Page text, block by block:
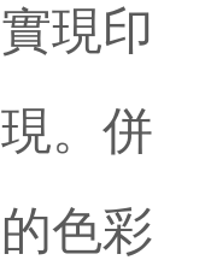
現印
。併
色彩